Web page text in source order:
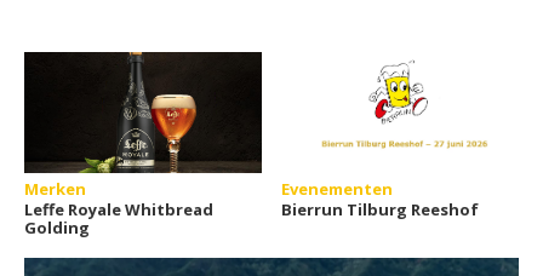
Merken
Leffe Royale Whitbread
Golding
Evenementen
Bierrun Tilburg Reeshof